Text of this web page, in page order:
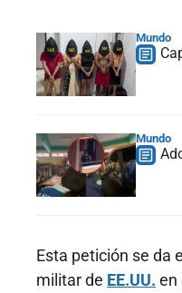
Mundo
Mundo
Esta petición se da
militar de EE.UU. en